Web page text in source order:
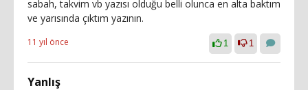
sabah, takvim vb yazısı olduğu belli olunca en alta baktım
ve yarısında çıktım yazının.
11 yıl önce 1 1
Yanlış